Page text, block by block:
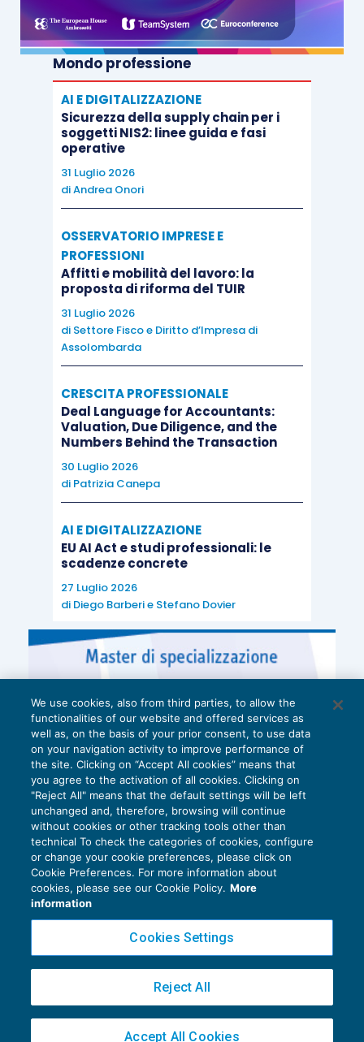
Mondo professione
AI E DIGITALIZZAZIONE
Sicurezza della supply chain per i
soggetti NIS2: linee guida e fasi
operative
31 Luglio 2026
diAndrea Onori
OSSERVATORIO IMPRESE E
PROFESSIONI
Affitti e mobilità del lavoro: la
proposta di riforma del TUIR
31 Luglio 2026
di Settore Fisco e Diritto d’Impresa di
Assolombarda
CRESCITA PROFESSIONALE
Deal Language for Accountants:
Valuation, Due Diligence, and the
Numbers Behind the Transaction
30 Luglio 2026
di Patrizia Canepa
AI E DIGITALIZZAZIONE
EU AI Act e studi professionali: le
scadenze concrete
27 Luglio 2026
di Diego Barberie Stefano Dovier
Privacy Policy
Cookie Policy
Copyright 2016 ©Gruppo Euroconference S.p.A.v2.32.2
Piazza Luigi Einaudi, 10N01 - 20124 Milano - info@ecnews.it
02776120236
We use cookies, also from third parties, to allow the
functionalities of our website and offered services as
well as, on the basis of your prior consent, to use data
on your navigation activity to improve performance of
the site. Clicking on “Accept All cookies” means that
you agree to the activation of all cookies. Clicking on
"Reject All" means that the default settings will be left
unchanged and, therefore, browsing will continue
without cookies or other tracking tools other than
technical To check the categories of cookies, configure
or change your cookie preferences, please click on
Cookie Preferences. For more information about
cookies, please see our Cookie Policy. More
information
Cookies Settings
Reject All
Accept All Cookies